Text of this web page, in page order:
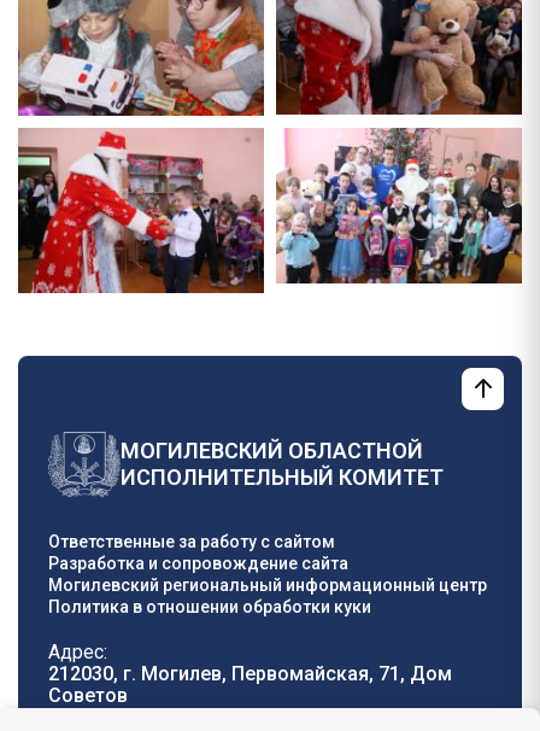
МОГИЛЕВСКИЙ ОБЛАСТНОЙ
ИСПОЛНИТЕЛЬНЫЙ КОМИТЕТ
Ответственные за работу с сайтом
Разработка и сопровождение сайта
Могилевский региональный информационный центр
Политика в отношении обработки куки
Адрес:
212030, г. Могилев, Первомайская, 71, Дом
Cоветов